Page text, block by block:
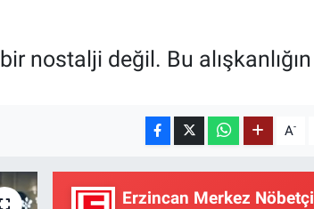
nostalji değil. Bu alışkanlığın
A-
Erzincan Merkez Nöbetçi